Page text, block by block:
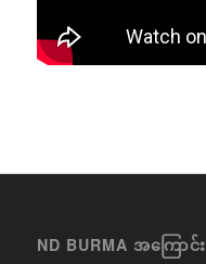
ND BURMA အကြောင်း